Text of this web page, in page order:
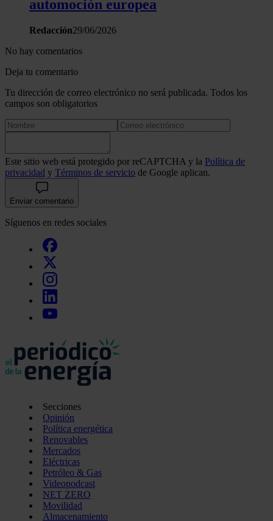
automoción europea
Redacción29/06/2026
No hay comentarios
Deja tu comentario
Tu dirección de correo electrónico no será publicada. Todos los
campos son obligatorios
Este sitio web está protegido por reCAPTCHA y la Política de
privacidad y Términos de servicio de Google aplican.
Enviar comentario
Síguenos en redes sociales
Secciones
Opinión
Política energética
Renovables
Mercados
Eléctricas
Petróleo & Gas
Videopodcast
NET ZERO
Movilidad
Almacenamiento